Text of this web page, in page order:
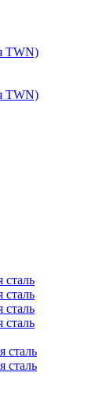
TWN)
TWN)
сталь
сталь